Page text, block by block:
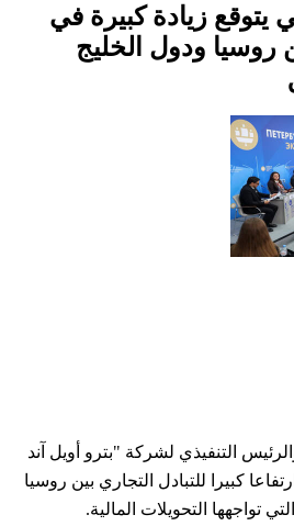
يتوقع زيادة كبيرة في
روسيا ودول الخليج
التنفيذي لشركة "بترو أويل آند
كبيرا للتبادل التجاري بين روسيا
تواجهها التحويلات المالية.